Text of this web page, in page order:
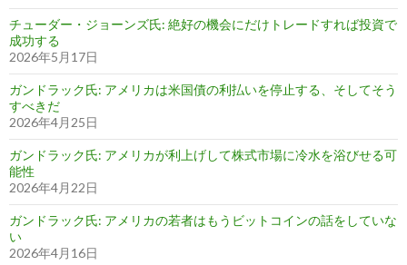
チューダー・ジョーンズ氏: 絶好の機会にだけトレードすれば投資で
成功する
2026年5月17日
ガンドラック氏: アメリカは米国債の利払いを停止する、そしてそう
すべきだ
2026年4月25日
ガンドラック氏: アメリカが利上げして株式市場に冷水を浴びせる可
能性
2026年4月22日
ガンドラック氏: アメリカの若者はもうビットコインの話をしていな
い
2026年4月16日